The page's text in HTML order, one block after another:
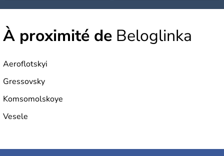
À proximité de Beloglinka
Aeroflotskyi
Gressovsky
Komsomolskoye
Vesele